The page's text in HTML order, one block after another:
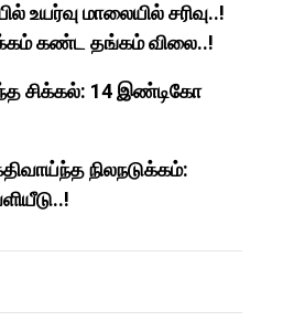
உயர்வு மாலையில் சரிவு..!
கண்ட தங்கம் விலை..!
சிக்கல்: 14 இண்டிகோ
நிலநடுக்கம்: